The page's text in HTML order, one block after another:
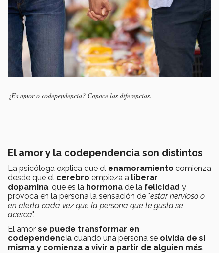
¿Es amor o codependencia? Conoce las diferencias.
El amor y la codependencia son distintos
La psicóloga explica que el enamoramiento comienza
desde que el cerebro empieza a liberar
dopamina, que es la hormona de la felicidad y
provoca en la persona la sensación de "estar nervioso o
en alerta cada vez que la persona que te gusta se
acerca".
El amor se puede transformar en
codependencia cuando una persona se olvida de sí
misma y comienza a vivir a partir de alguien más.